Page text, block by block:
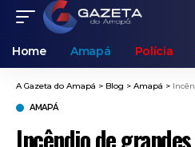
Home Amapá Polícia
A Gazeta do Amapá > Blog > Amapá > Incêndio
AMAPÁ
Incêndio de